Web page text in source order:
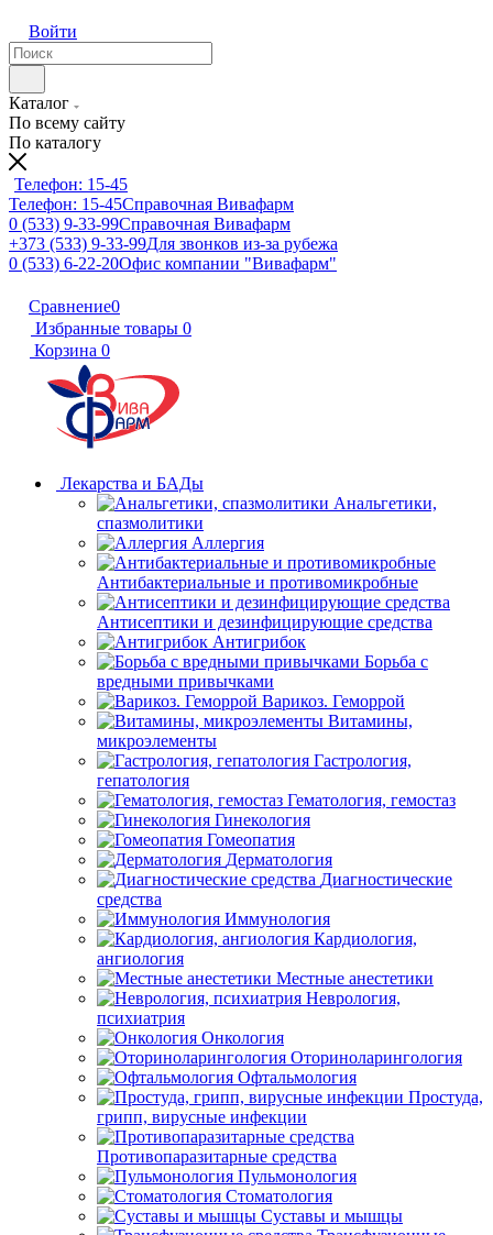
Войти
Каталог
По всему сайту
По каталогу
Телефон: 15-45
Телефон: 15-45Справочная Вивафарм
0 (533) 9-33-99Справочная Вивафарм
+373 (533) 9-33-99Для звонков из-за рубежа
0 (533) 6-22-20Офис компании "Вивафарм"
Сравнение0
Избранные товары 0
Корзина 0
Лекарства и БАДы
Анальгетики,
спазмолитики
Аллергия
Антибактериальные и противомикробные
Антисептики и дезинфицирующие средства
Антигрибок
Борьба с
вредными привычками
Варикоз. Геморрой
Витамины,
микроэлементы
Гастрология,
гепатология
Гематология, гемостаз
Гинекология
Гомеопатия
Дерматология
Диагностические
средства
Иммунология
Кардиология,
ангиология
Местные анестетики
Неврология,
психиатрия
Онкология
Оториноларингология
Офтальмология
Простуда,
грипп, вирусные инфекции
Противопаразитарные средства
Пульмонология
Стоматология
Суставы и мышцы